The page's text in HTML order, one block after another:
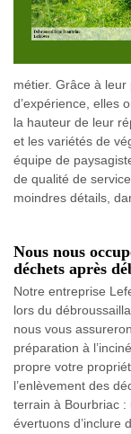
métier. Grâce à
d’expérience, elles
la hauteur de leur
et les variétés de
équipe de
de qualité de
moindres détails,
Nous nous
déchets après
Notre entreprise
lors du
nous vous
préparation à
propre votre
l’enlèvement des
terrain à Bourbriac
évertuons d’inclure